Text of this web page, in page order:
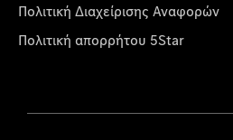
Πολιτική Διαχείρισης Αναφορών
Πολιτική απορρήτου 5Star